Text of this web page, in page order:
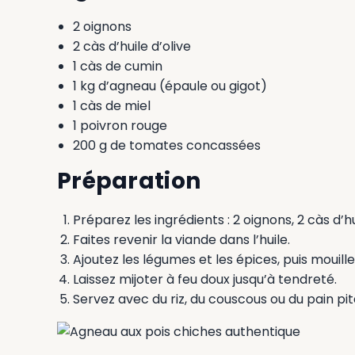
2 oignons
2 càs d’huile d’olive
1 càs de cumin
1 kg d’agneau (épaule ou gigot)
1 càs de miel
1 poivron rouge
200 g de tomates concassées
Préparation
Préparez les ingrédients : 2 oignons, 2 càs
Faites revenir la viande dans l’huile.
Ajoutez les légumes et les épices, puis
Laissez mijoter à feu doux jusqu’à tendreté.
Servez avec du riz, du couscous ou du pain